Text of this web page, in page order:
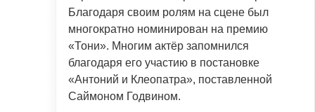
Благодаря своим ролям на сцене был
многократно номинирован на премию
«Тони». Многим актёр запомнился
благодаря его участию в постановке
«Антоний и Клеопатра», поставленной
Саймоном Годвином.